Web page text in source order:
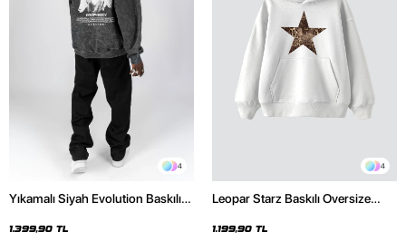
4
Yıkamalı Siyah Evolution Baskılı
Hoodie
1.399,90 TL
4
Leopar Starz Baskılı Oversize
1.199,90 TL